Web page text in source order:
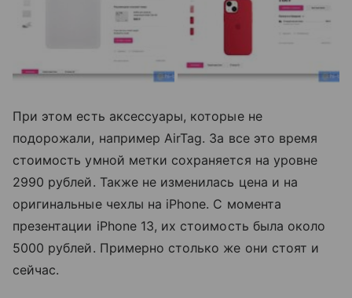
При этом есть аксессуары, которые не
подорожали, например AirTag. За все это время
стоимость умной метки сохраняется на уровне
2990 рублей. Также не изменилась цена и на
оригинальные чехлы на iPhone. С момента
презентации iPhone 13, их стоимость была около
5000 рублей. Примерно столько же они стоят и
сейчас.